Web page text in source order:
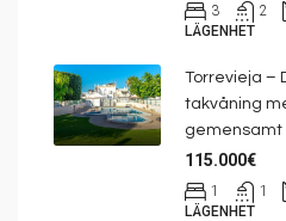
3 2
LÄGENHET
Torrevieja –
takvåning
gemensamt
115.000€
1 1
LÄGENHET